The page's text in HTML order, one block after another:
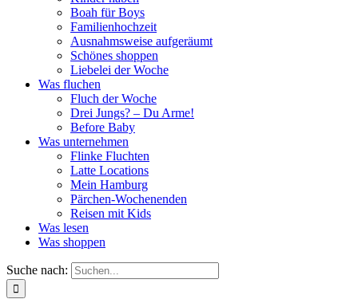
Boah für Boys
Familienhochzeit
Ausnahmsweise aufgeräumt
Schönes shoppen
Liebelei der Woche
Was fluchen
Fluch der Woche
Drei Jungs? – Du Arme!
Before Baby
Was unternehmen
Flinke Fluchten
Latte Locations
Mein Hamburg
Pärchen-Wochenenden
Reisen mit Kids
Was lesen
Was shoppen
Suche nach: